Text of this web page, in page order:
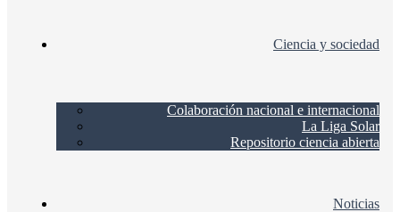
Ciencia y sociedad
Colaboración nacional e internacional
La Liga Solar
Repositorio ciencia abierta
Noticias